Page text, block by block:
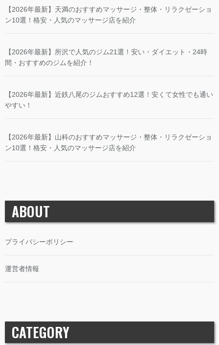
【2026年最新】天満のおすすめマッサージ・整体・リラクゼーショ
ン10選！格安・人気のマッサージ店を紹介
【2026年最新】所沢で人気のジム21選！安い・ダイエット・24時
間・おすすめのジムを紹介！
【2026年最新】近鉄八尾のジムおすすめ12選！安くて女性でも通い
やすい！
【2026年最新】山科のおすすめマッサージ・整体・リラクゼーショ
ン10選！格安・人気のマッサージ店を紹介
ABOUT
プライバシーポリシー
運営者情報
CATEGORY